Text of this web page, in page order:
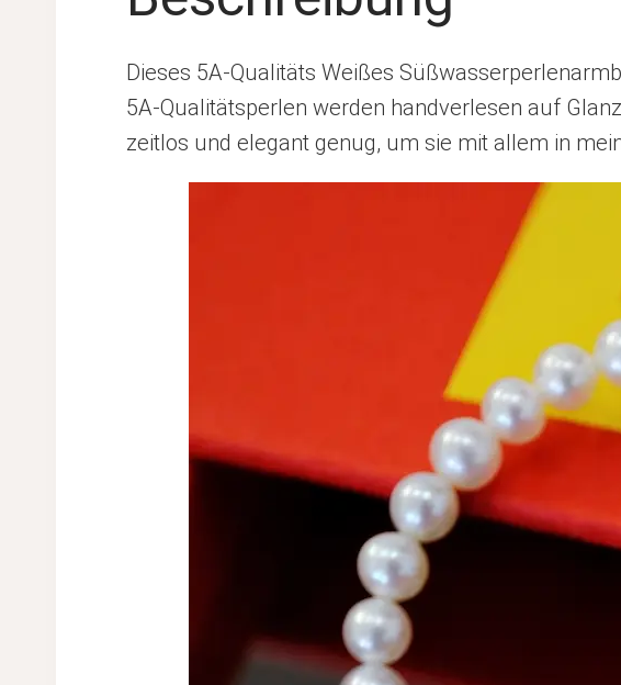
Dieses 5A-Qualitäts Weißes
5A-Qualitätsperlen werden handverlesen auf
zeitlos und elegant genug, um sie mit allem in